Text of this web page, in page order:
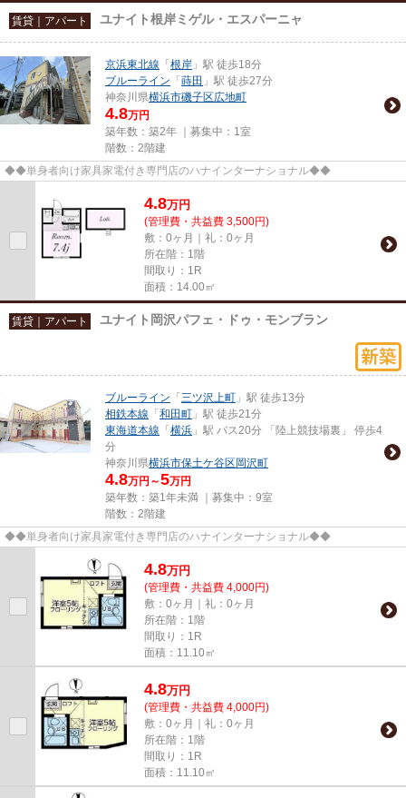
賃貸｜アパート ユナイト根岸ミゲル・エスパーニャ
京浜東北線 「 根岸 」駅 徒歩18分
ブルーライン 「 蒔田 」駅 徒歩27分
神奈川県横浜市磯子区広地町
4.8万円
築年数：築2年 ｜募集中： 1室
階数：2階建
◆◆単身者向け家具家電付き専門店のハナインターナショナル◆◆
4.8万円
(管理費・共益費 3,500円)
敷：0ヶ月｜礼：0ヶ月
所在階：1階
間取り：1R
面積：14.00㎡
賃貸｜アパート ユナイト岡沢パフェ・ドゥ・モンブラン
ブルーライン 「 三ツ沢上町 」駅 徒歩13分
相鉄本線 「 和田町 」駅 徒歩21分
東海道本線 「 横浜 」駅 バス20分 「陸上競技場裏」 停歩4
分
神奈川県横浜市保土ケ谷区 岡沢町
4.8万円～5万円
築年数：築1年未満 ｜募集中： 9室
階数：2階建
◆◆単身者向け家具家電付き専門店のハナインターナショナル◆◆
4.8万円
(管理費・共益費 4,000円)
敷：0ヶ月｜礼：0ヶ月
所在階：1階
間取り：1R
面積：11.10㎡
4.8万円
(管理費・共益費 4,000円)
敷：0ヶ月｜礼：0ヶ月
所在階：1階
間取り：1R
面積：11.10㎡